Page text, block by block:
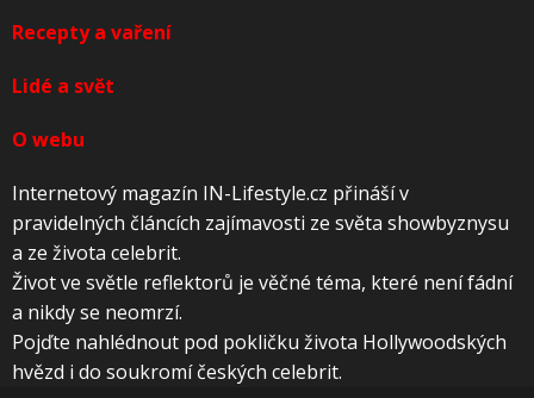
Recepty a vaření
Lidé a svět
O webu
Internetový magazín IN-Lifestyle.cz přináší v
pravidelných článcích zajímavosti ze světa showbyznysu
a ze života celebrit.
Život ve světle reflektorů je věčné téma, které není fádní
a nikdy se neomrzí.
Pojďte nahlédnout pod pokličku života Hollywoodských
hvězd i do soukromí českých celebrit.